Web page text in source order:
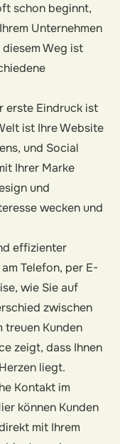
schon beginnt,
Unternehmen
Weg ist
erste Eindruck ist
ist Ihre Website
und Social
Ihrer Marke
und
wecken und
effizienter
Telefon, per E-
wie Sie auf
zwischen
treuen Kunden
zeigt, dass Ihnen
liegt.
Kontakt im
können Kunden
mit Ihrem